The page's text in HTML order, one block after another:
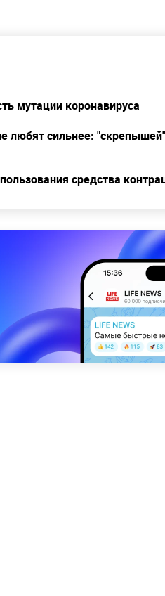
мутации коронавируса
любят сильнее:
средства